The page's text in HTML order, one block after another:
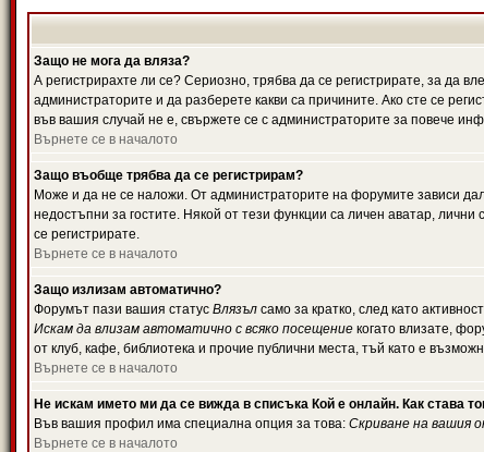
Защо не мога да вляза?
А регистрирахте ли се? Сериозно, трябва да се регистрирате, за да
администраторите и да разберете какви са причините. Ако сте се
във вашия случай не е, свържете се с администраторите за повече
Върнете се в началото
Защо въобще трябва да се регистрирам?
Може и да не се наложи. От администраторите на форумите зависи
недостъпни за гостите. Някой от тези функции са личен аватар,
се регистрирате.
Върнете се в началото
Защо излизам автоматично?
Форумът пази вашия статус Влязъл само за кратко, след като
Искам да влизам автоматично с всяко посещение когато влизате,
от клуб, кафе, библиотека и прочие публични места, тъй като е
Върнете се в началото
Не искам името ми да се вижда в списъка Кой е онлайн. Как става
Във вашия профил има специална опция за това: Скриване на вашия
Върнете се в началото